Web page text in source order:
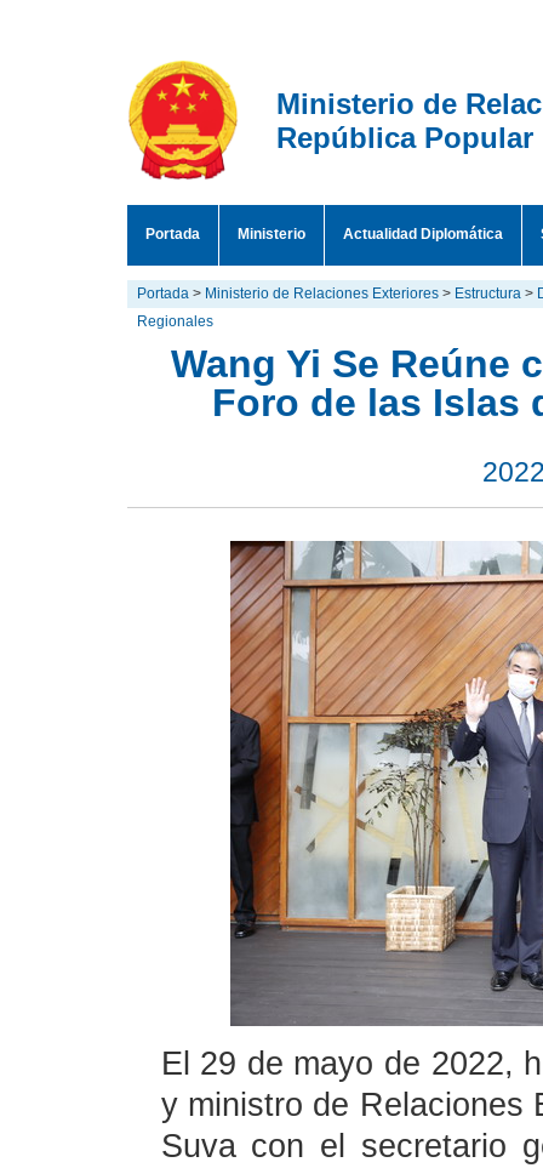
Ministerio de
República Popular
Portada Ministerio Actualidad Diplomática
Portada > Ministerio de Relaciones Exteriores > Estructura >
Regionales
Wang Yi Se Reúne
Foro de las Islas
El 29 de mayo de 2022,
y ministro de Relaciones
Suva con el secretario